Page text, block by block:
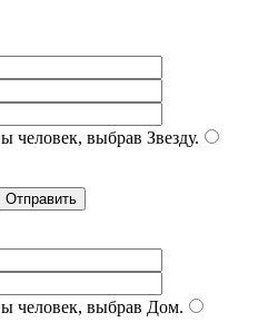
человек, выбрав Звезду.
человек, выбрав Дом.